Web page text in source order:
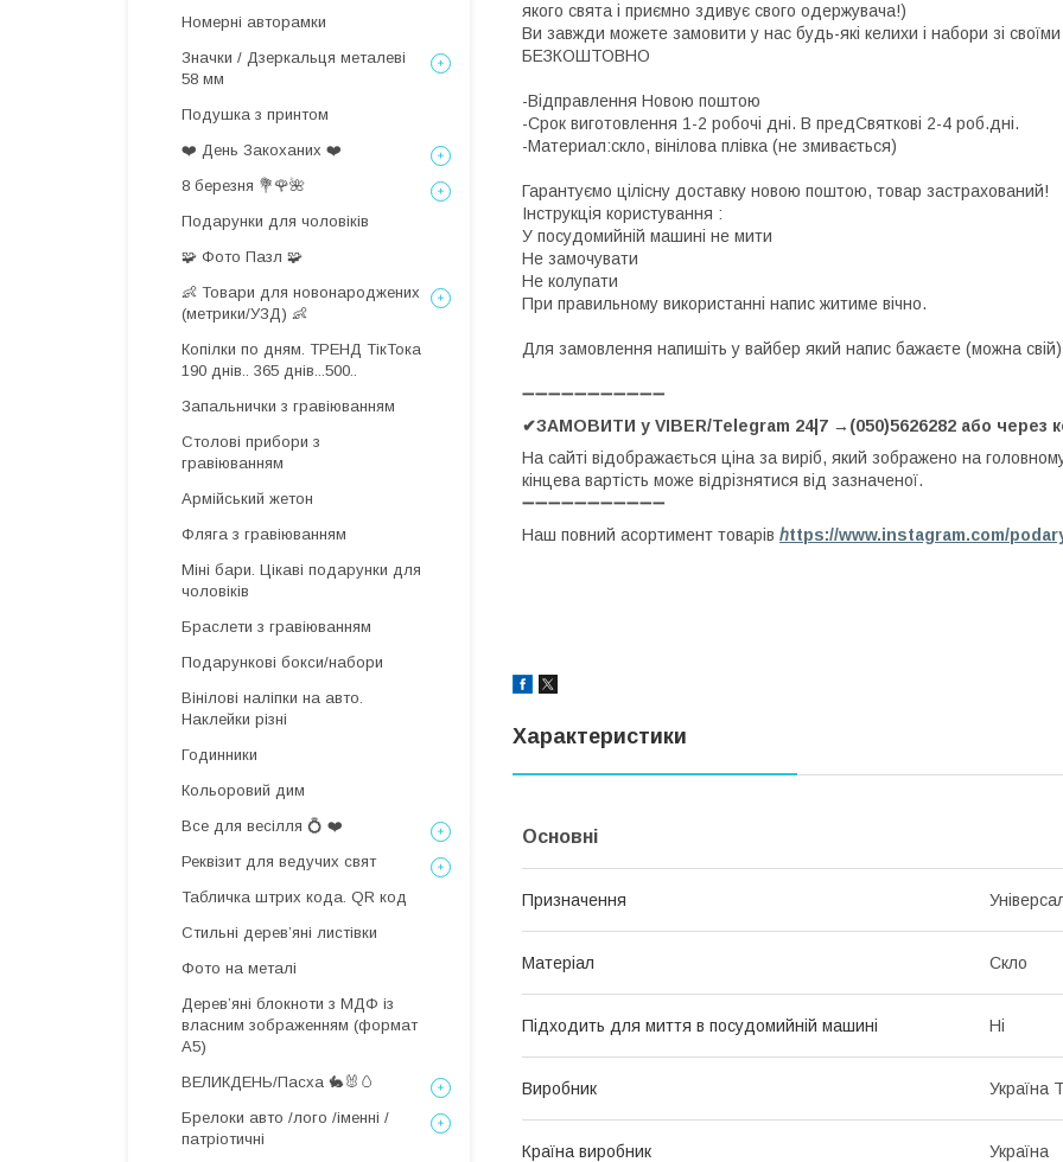
якого свята і приємно здивує свого одержувача!)
Ви завжди можете замовити у нас будь-які келихи і набори зі
БЕЗКОШТОВНО
-Відправлення Новою поштою
-Срок виготовлення 1-2 робочі дні. В предСвяткові 2-4 роб.дні.
-Материал:скло, вінілова плівка (не змивається)
Гарантуємо цілісну доставку новою поштою, товар застрахований!
Інструкція користування :
У посудомийній машині не мити
Не замочувати
Не колупати
При правильному використанні напис житиме вічно.
Для замовлення напишіть у вайбер який напис бажаєте (можна свій)
➖➖➖➖➖➖➖➖➖➖➖
✔ЗАМОВИТИ у VIBER/Telegram 24|7 →(050)5626282 або через
На сайті відображається ціна за виріб, який зображено на
кінцева вартість може відрізнятися від зазначеної.
➖➖➖➖➖➖➖➖➖➖➖
Наш повний асортимент товарів https://www.instagram.com/
Характеристики
Основні
Призначення
Матеріал Скло
Підходить для миття в посудомийній машині Ні
Виробник Україна
Країна виробник Україна
Номерні авторамки
Значки / Дзеркальця металеві
58 мм
Подушка з принтом
❤️ День Закоханих ❤️
8 березня 💐🌹🌺
Подарунки для чоловіків
🧩 Фото Пазл 🧩
👶 Товари для новонароджених
(метрики/УЗД) 👶
Копілки по дням. ТРЕНД ТікТока
190 днів.. 365 днів...500..
Запальнички з гравіюванням
Столові прибори з
гравіюванням
Армійський жетон
Фляга з гравіюванням
Міні бари. Цікаві подарунки для
чоловіків
Браслети з гравіюванням
Подарункові бокси/набори
Вінілові наліпки на авто.
Наклейки різні
Годинники
Кольоровий дим
Все для весілля 💍 ❤️
Реквізит для ведучих свят
Табличка штрих кода. QR код
Стильні деревʼяні листівки
Фото на металі
Дерев’яні блокноти з МДФ із
власним зображенням (формат
А5)
ВЕЛИКДЕНЬ/Пасха 🐇🐰🥚
Брелоки авто /лого /іменні /
патріотичні